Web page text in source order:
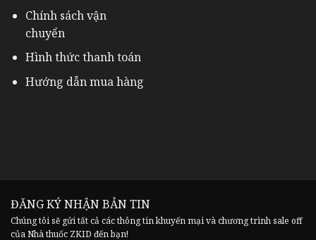
Chính sách vận
chuyển
Hình thức thanh toán
Hướng dẫn mua hàng
ĐĂNG KÝ NHẬN BẢN TIN
Chúng tôi sẽ gửi tất cả các thông tin khuyến mại và chương trình sale off
của Nhà thuốc ZKID đến bạn!